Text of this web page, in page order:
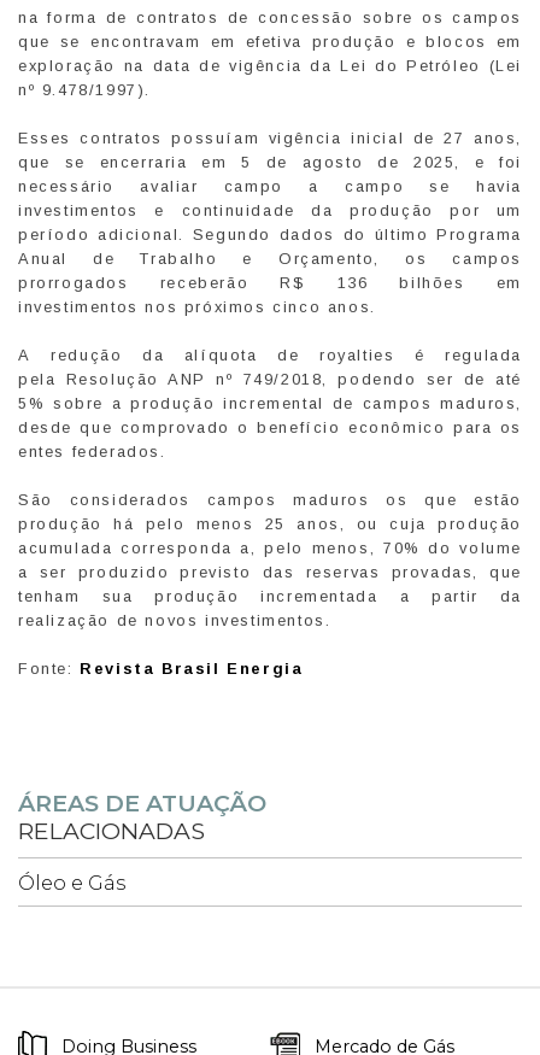
na forma de contratos de concessão sobre os campos
que se encontravam em efetiva produção e blocos em
exploração na data de vigência da Lei do Petróleo (Lei
nº 9.478/1997).
Esses contratos possuíam vigência inicial de 27 anos,
que se encerraria em 5 de agosto de 2025, e foi
necessário avaliar campo a campo se havia
investimentos e continuidade da produção por um
período adicional. Segundo dados do último Programa
Anual de Trabalho e Orçamento, os campos
prorrogados receberão R$ 136 bilhões em
investimentos nos próximos cinco anos.
A redução da alíquota de royalties é regulada
pela Resolução ANP nº 749/2018, podendo ser de até
5% sobre a produção incremental de campos maduros,
desde que comprovado o benefício econômico para os
entes federados.
São considerados campos maduros os que estão
produção há pelo menos 25 anos, ou cuja produção
acumulada corresponda a, pelo menos, 70% do volume
a ser produzido previsto das reservas provadas, que
tenham sua produção incrementada a partir da
realização de novos investimentos.
Fonte: Revista Brasil Energia
ÁREAS DE ATUAÇÃO
RELACIONADAS
Óleo e Gás
Doing Business Mercado de Gás